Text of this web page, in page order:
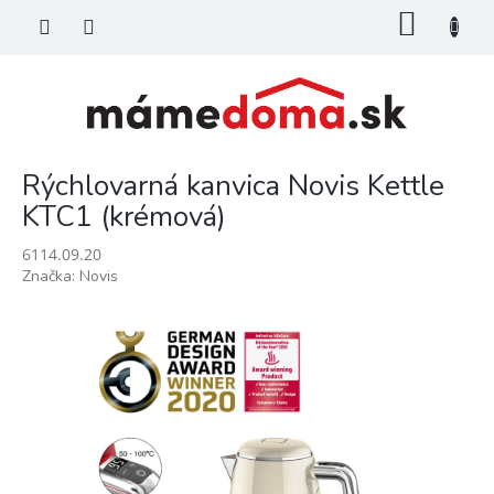
Rýchlovarná kanvica Novis Kettle
KTC1 (krémová)
6114.09.20
Značka: Novis